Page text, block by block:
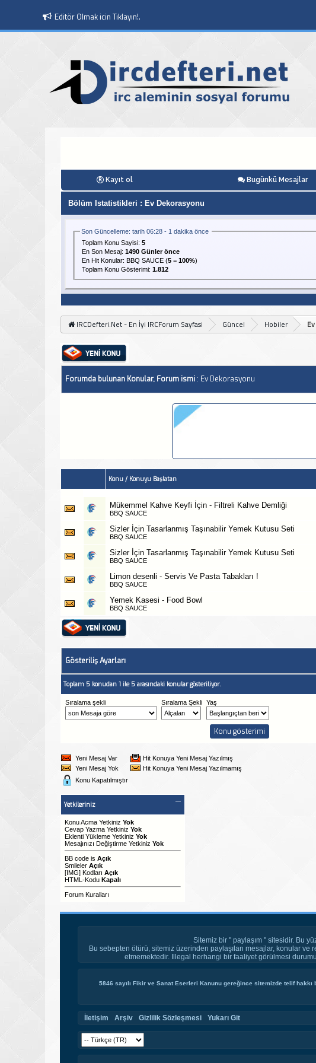
Editör Olmak icin Tıklayın!.
Kayıt ol Bugünkü Mesajlar
Bölüm Istatistikleri : Ev Dekorasyonu
Son Güncelleme: tarih 06:28 - 1 dakika önce
Toplam Konu Sayisi: 5
En Son Mesaj: 1490 Günler önce
En Hit Konular: BBQ SAUCE(5= 100%)
Toplam Konu Gösterimi: 1.812
IRCDefteri.Net - En İyi IRCForum Sayfasi Güncel Hobiler
Forumda bulunan Konular, Forum ismi: Ev Dekorasyonu
Konu/ Konuyu Başlatan
Mükemmel Kahve Keyfi İçin - Filtreli Kahve Demliği
BBQ SAUCE
Sizler İçin Tasarlanmış Taşınabilir Yemek Kutusu Seti
BBQ SAUCE
Sizler İçin Tasarlanmış Taşınabilir Yemek Kutusu Seti
BBQ SAUCE
Limon desenli - Servis Ve Pasta Tabakları !
BBQ SAUCE
Yemek Kasesi - Food Bowl
BBQ SAUCE
Gösteriliş Ayarları
Toplam 5 konudan 1 ile 5 arasındaki konular gösteriliyor.
Sıralama şekli Sıralama Şekli Yaş
Yeni Mesaj Var
Hit Konuya Yeni Mesaj Yazılmış
Yeni Mesaj Yok
Hit Konuya Yeni Mesaj Yazılmamış
Konu Kapatılmıştır
Yetkileriniz
Konu Acma Yetkiniz Yok
Cevap Yazma Yetkiniz Yok
Eklenti Yükleme Yetkiniz Yok
Mesajınızı Değiştirme Yetkiniz Yok
BB codeis Açık
Smileler Açık
[IMG]Kodları Açık
HTML-Kodu Kapalı
Forum Kuralları
Sitemiz bir " paylaşım " sitesidir. Bu
Bu sebepten ötürü, sitemiz üzerinden paylaşılan mesajlar, konular
etmemektedir. Illegal herhangi bir faaliyet görülmesi
5846 sayılı Fikir ve Sanat Eserleri Kanunu gereğince sitemizde telif
İletişim Arşiv Gizlilik Sözleşmesi Yukarı Git